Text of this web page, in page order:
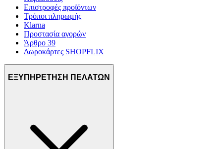
Επιστροφές προϊόντων
Τρόποι πληρωμής
Klarna
Προστασία αγορών
Άρθρο 39
Δωροκάρτες SHOPFLIX
ΕΞΥΠΗΡΕΤΗΣΗ ΠΕΛΑΤΩΝ